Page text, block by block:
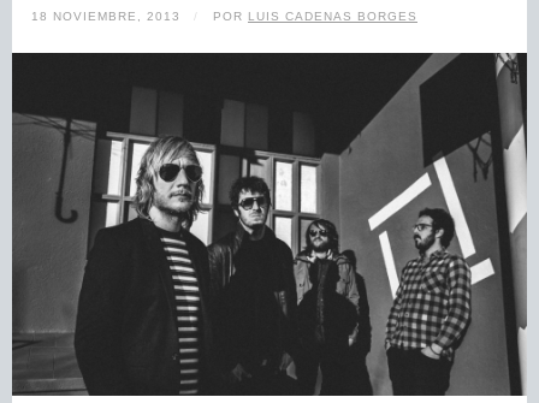
18 NOVIEMBRE, 2013 / POR LUIS CADENAS BORGES